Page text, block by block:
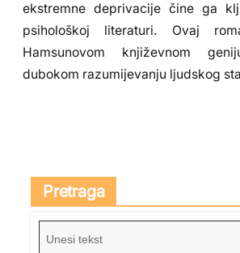
ekstremne deprivacije čine ga
psihološkoj literaturi. Ovaj
Hamsunovom književnom
dubokom razumijevanju ljudskog
Pretraga